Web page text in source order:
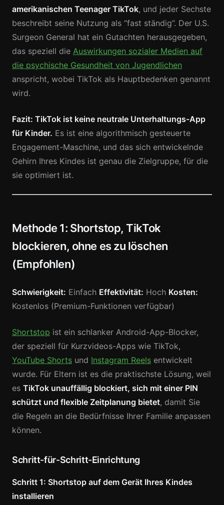
amerikanischen Teenager TikTok, und jeder Sechste
beschreibt seine Nutzung als “fast ständig”. Der U.S.
Surgeon General hat ein Gutachten herausgegeben,
das speziell die Auswirkungen sozialer Medien auf
die psychische Gesundheit von Jugendlichen
anspricht, wobei TikTok als Hauptbedenken genannt
wird.
Fazit: TikTok ist keine neutrale Unterhaltungs-App
für Kinder. Es ist eine algorithmisch gesteuerte
Engagement-Maschine, und das sich entwickelnde
Gehirn Ihres Kindes ist genau die Zielgruppe, für die
sie optimiert ist.
Methode 1: Shortstop, TikTok
blockieren, ohne es zu löschen
(Empfohlen)
Schwierigkeit: Einfach Effektivität: Hoch Kosten:
Kostenlos (Premium-Funktionen verfügbar)
Shortstop ist ein schlanker Android-App-Blocker,
der speziell für Kurzvideos-Apps wie TikTok,
YouTube Shorts und Instagram Reels entwickelt
wurde. Für Eltern ist es die praktischste Lösung, weil
es TikTok unauffällig blockiert, sich mit einer PIN
schützt und flexible Zeitplanung bietet, damit Sie
die Regeln an die Bedürfnisse Ihrer Familie anpassen
können.
Schritt-für-Schritt-Einrichtung
Schritt 1: Shortstop auf dem Gerät Ihres Kindes
installieren